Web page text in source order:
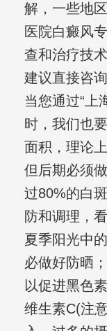
解，一些地
医院白癜风
查和治疗技
建议直接咨
当您通过“上
时，我们也
面积，理论
但后期必须
过80%的白
防和调理，
夏季阳光中
必做好防晒
以促进黑色
维生素C(注